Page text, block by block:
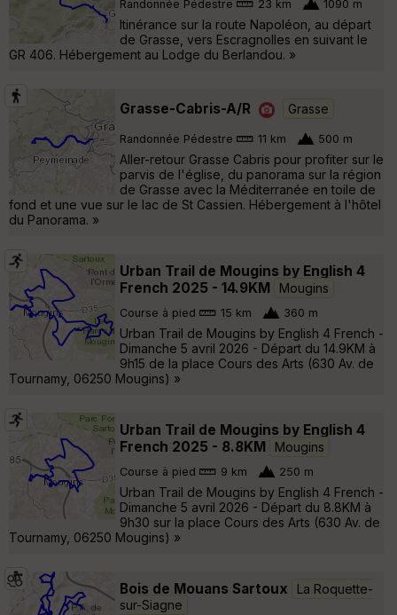
Randonnée Pédestre 23 km 1090 m
Itinérance sur la route Napoléon, au départ
de Grasse, vers Escragnolles en suivant le
GR 406. Hébergement au Lodge du Berlandou. »
Grasse-Cabris-A/R Grasse
Randonnée Pédestre 11 km 500 m
Aller-retour Grasse Cabris pour profiter sur le
parvis de l'église, du panorama sur la région
de Grasse avec la Méditerranée en toile de
fond et une vue sur le lac de St Cassien. Hébergement à l'hôtel
du Panorama. »
Urban Trail de Mougins by English 4
French 2025 - 14.9KM
Mougins
Course à pied 15 km 360 m
Urban Trail de Mougins by English 4 French -
Dimanche 5 avril 2026 - Départ du 14.9KM à
9h15 de la place Cours des Arts (630 Av. de
Tournamy, 06250 Mougins) »
Urban Trail de Mougins by English 4
French 2025 - 8.8KM
Mougins
Course à pied 9 km 250 m
Urban Trail de Mougins by English 4 French -
Dimanche 5 avril 2026 - Départ du 8.8KM à
9h30 sur la place Cours des Arts (630 Av. de
Tournamy, 06250 Mougins) »
Bois de Mouans Sartoux
La Roquette-
sur-Siagne